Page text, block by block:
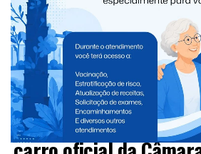
PARANÁ
Vereadoras são
medicamentos